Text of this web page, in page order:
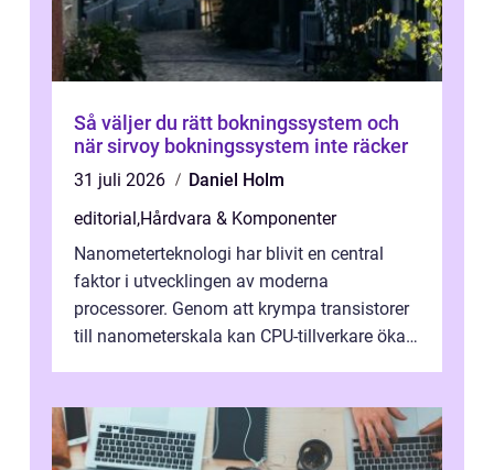
Så väljer du rätt bokningssystem och
när sirvoy bokningssystem inte räcker
31 juli 2026
Daniel Holm
editorial,Hårdvara & Komponenter
Nanometerteknologi har blivit en central
faktor i utvecklingen av moderna
processorer. Genom att krympa transistorer
till nanometerskala kan CPU-tillverkare öka